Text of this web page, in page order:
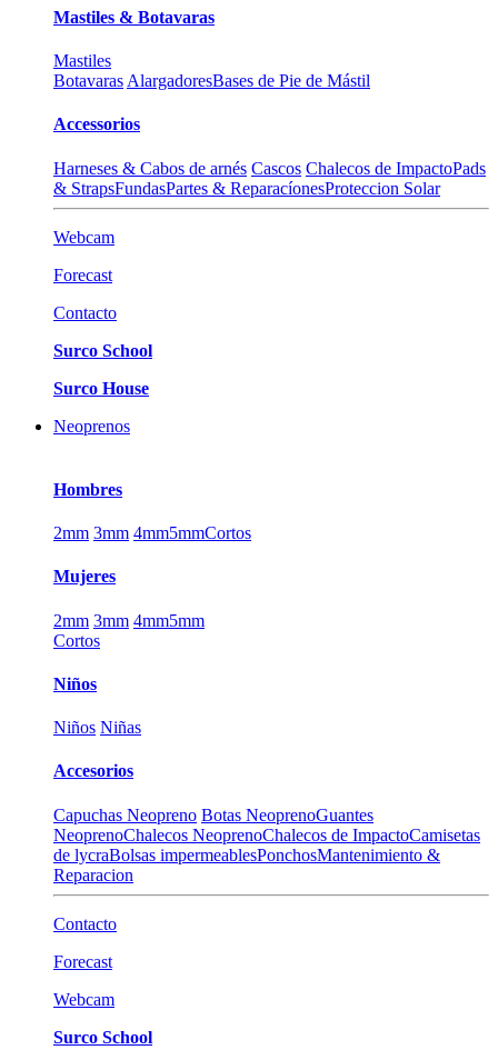
Mastiles & Botavaras
Mastiles
Botavaras AlargadoresBases de Pie de Mástil
Accessorios
Harneses & Cabos de arnés Cascos Chalecos de ImpactoPads
& StrapsFundasPartes & ReparacíonesProteccion Solar
Webcam
Forecast
Contacto
Surco School
Surco House
Neoprenos
Hombres
2mm 3mm 4mm5mmCortos
Mujeres
2mm 3mm 4mm5mm
Cortos
Niños
Niños Niñas
Accesorios
Capuchas Neopreno Botas NeoprenoGuantes
NeoprenoChalecos NeoprenoChalecos de ImpactoCamisetas
de lycraBolsas impermeablesPonchosMantenimiento &
Reparacion
Contacto
Forecast
Webcam
Surco School